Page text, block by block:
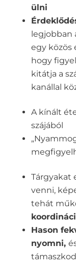
ülni
egy közös
hogy
kitátja a
kanállal
A kínált
szájából
Tárgyakat
venni,
tehát
Hason
nyomni,